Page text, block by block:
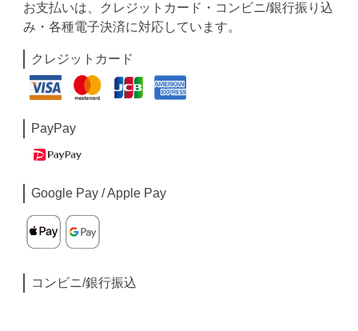
お支払いは、クレジットカード・コンビニ/銀行振り込
み・各種電子決済に対応しています。
クレジットカード
PayPay
Google Pay / Apple Pay
コンビニ/銀行振込